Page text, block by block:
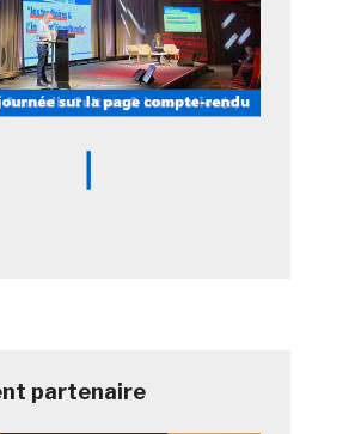
partenaire